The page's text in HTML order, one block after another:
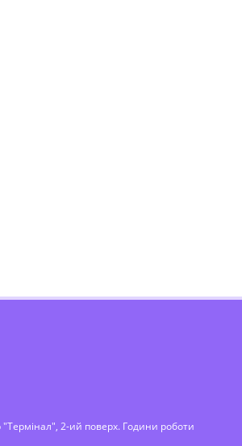
2-ий поверх. Години роботи